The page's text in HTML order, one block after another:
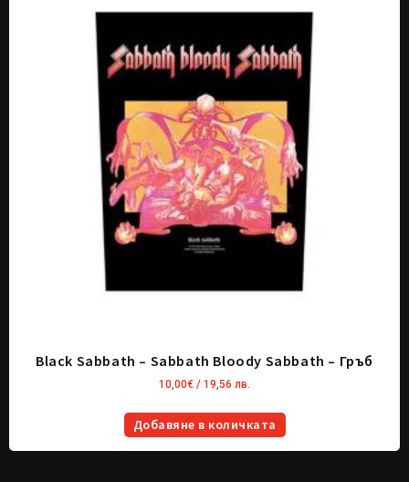
Black Sabbath – Sabbath Bloody Sabbath – Гръб
10,00€ / 19,56 лв.
Добавяне в количката